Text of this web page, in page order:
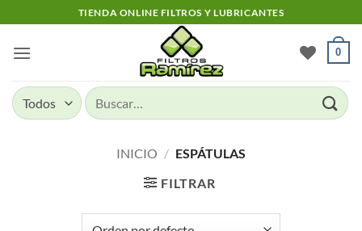
to
content
TIENDA ONLINE FILTROS Y LUBRICANTES
0
Buscar
por:
INICIO / ESPÁTULAS
FILTRAR